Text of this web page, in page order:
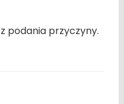
podania przyczyny.